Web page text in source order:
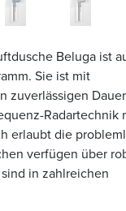
Beluga ist
Sie ist mit
zuverlässigen
Radartechnik
erlaubt die
verfügen über
in zahlreichen